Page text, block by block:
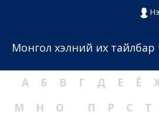
Монгол хэлний их тайлбар
А Б В Г Д Е Ё
М
Н О П Р С Т